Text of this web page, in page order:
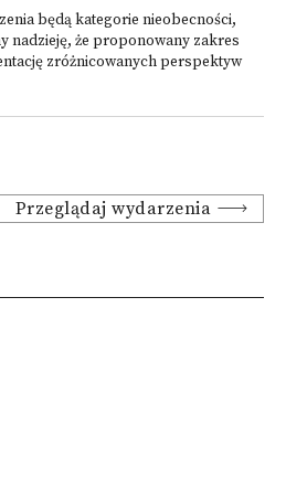
będą kategorie nieobecności,
nadzieję, że proponowany zakres
zróżnicowanych perspektyw
Przeglądaj wydarzenia